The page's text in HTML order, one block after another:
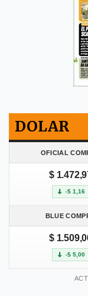
DOLAR
OFICIAL
$
-$ 1,16
BLUE
$
-$ 5,00